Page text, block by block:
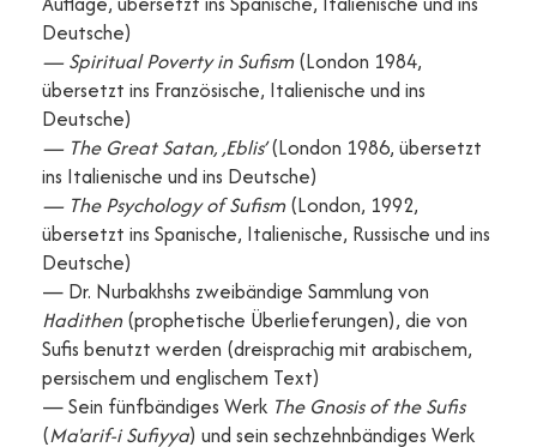
Deutsche)
— Spiritual Poverty in Sufism(London 1984,
übersetzt ins Französische, Italienische und ins
Deutsche)
— The Great Satan, ‚Eblis’(London 1986, übersetzt
ins Italienische und ins Deutsche)
— The Psychology of Sufism(London, 1992,
übersetzt ins Spanische, Italienische, Russische und ins
Deutsche)
— Dr. Nurbakhshs zweibändige Sammlung von
Hadithen(prophetische Überlieferungen), die von
Sufis benutzt werden (dreisprachig mit arabischem,
persischem und englischem Text)
— Sein fünfbändiges Werk The Gnosis of the Sufis
(Ma'arif-i Sufiyya) und sein sechzehnbändiges Werk